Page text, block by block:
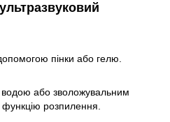
пінки або гелю.
водою або зволожувальним
функцію розпилення.